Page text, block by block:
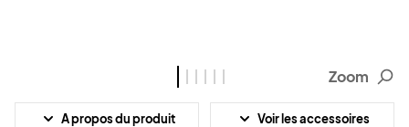
Zoom
A propos du produit Voir les accessoires